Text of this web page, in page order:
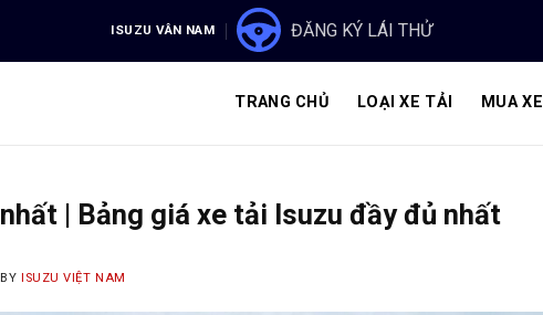
ISUZU VÂN NAM ĐĂNG KÝ LÁI THỬ
TRANG CHỦ LOẠI XE TẢI MUA XE
| Bảng giá xe tải Isuzu đầy đủ nhất
BY ISUZU VIỆT NAM